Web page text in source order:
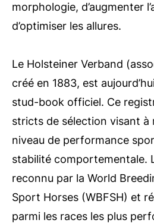
morphologie, d’augmenter
d’optimiser les allures.
Le Holsteiner Verband
créé en 1883, est
stud-book officiel. Ce
stricts de sélection visant à
niveau de performance
stabilité comportementale.
reconnu par la World
Sport Horses (WBFSH) et
parmi les races les plus